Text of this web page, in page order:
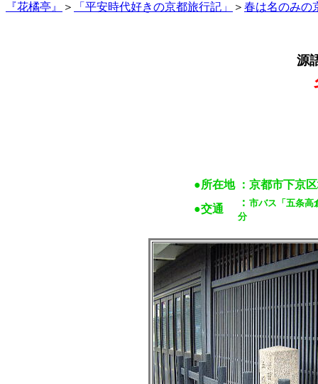
『花橘亭』 ＞ 「平安時代好きの京都旅行記」 ＞ 春は名のみの
源
●所在地
：京都市下京
●交通
： 市バス「五条
分